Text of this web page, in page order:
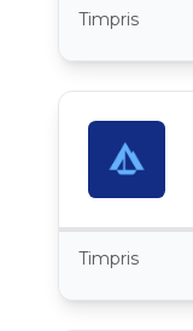
Timpris
Timpris